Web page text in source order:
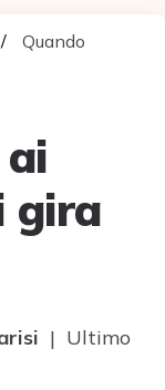
Quando
gira
| Ultimo